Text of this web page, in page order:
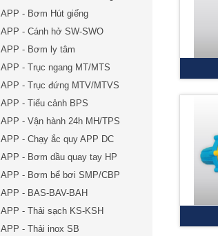
APP - Bơm Hút giếng
APP - Cánh hở SW-SWO
APP - Bơm ly tâm
APP - Trục ngang MT/MTS
APP - Trục đứng MTV/MTVS
APP - Tiểu cảnh BPS
APP - Vận hành 24h MH/TPS
APP - Chạy ắc quy APP DC
APP - Bơm dầu quay tay HP
APP - Bơm bể bơi SMP/CBP
APP - BAS-BAV-BAH
APP - Thải sạch KS-KSH
APP - Thải inox SB